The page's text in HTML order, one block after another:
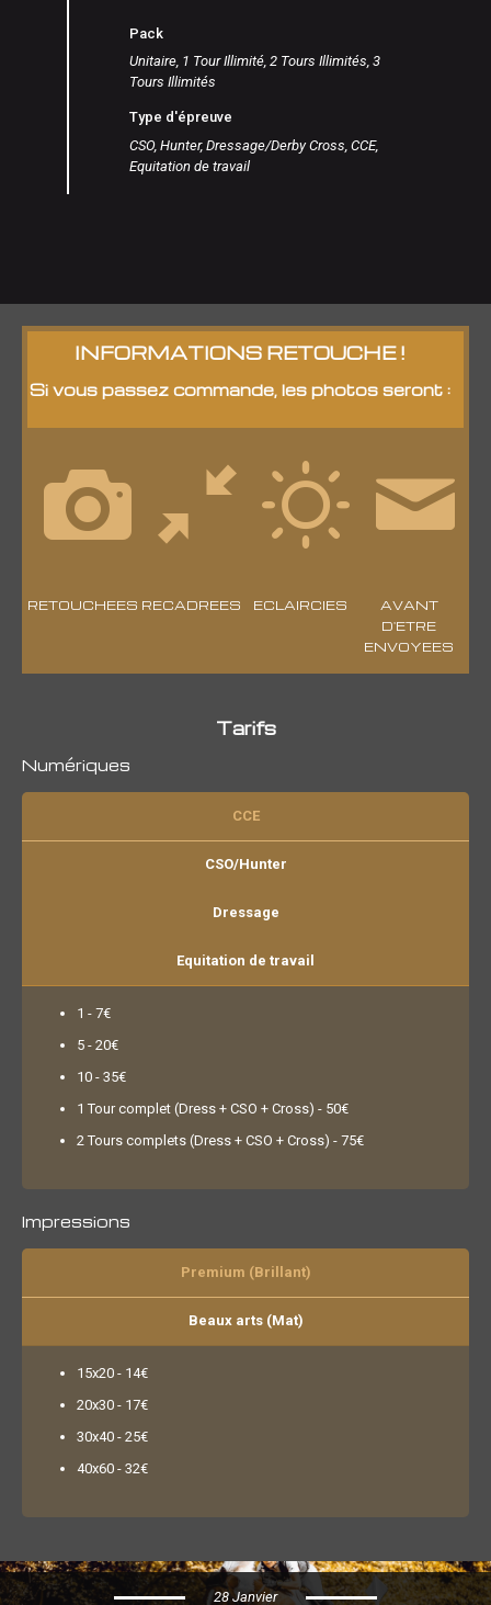
Pack
Unitaire, 1 Tour Illimité, 2 Tours Illimités, 3
Tours Illimités
Type d'épreuve
CSO, Hunter, Dressage/Derby Cross, CCE,
Equitation de travail
INFORMATIONS RETOUCHE !
Si vous passez commande, les photos seront :
RETOUCHEES RECADREES ECLAIRCIES
AVANT
D'ETRE
ENVOYEES
Tarifs
Numériques
CCE
CSO/Hunter
Dressage
Equitation de travail
1 - 7€
5 - 20€
10 - 35€
1 Tour complet (Dress + CSO + Cross) - 50€
2 Tours complets (Dress + CSO + Cross) - 75€
Impressions
Premium (Brillant)
Beaux arts (Mat)
15x20 - 14€
20x30 - 17€
30x40 - 25€
40x60 - 32€
28 Janvier